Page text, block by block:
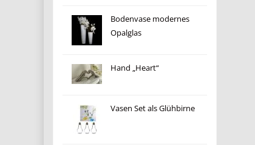
Bodenvase modernes
Opalglas
Hand „Heart“
Vasen Set als Glühbirne